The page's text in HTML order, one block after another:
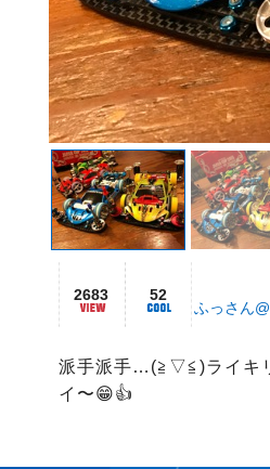
2683 52
ふっさん
派手派手…(≧▽≦)ライキ